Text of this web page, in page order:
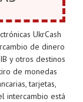
UkrCash
de dinero
y otros destinos
de monedas
tarjetas,
intercambio está